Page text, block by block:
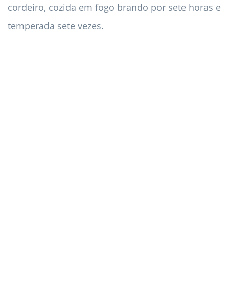
cordeiro, cozida em fogo brando por sete horas e
temperada sete vezes.